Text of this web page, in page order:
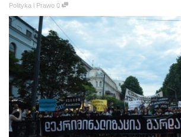
Polityka i Prawo 0